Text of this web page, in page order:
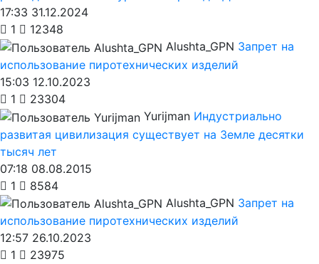
17:33 31.12.2024
1
12348
Alushta_GPN Запрет на
использование пиротехнических изделий
15:03 12.10.2023
1
23304
Yurijman Индустриально
развитая цивилизация существует на Земле десятки
тысяч лет
07:18 08.08.2015
1
8584
Alushta_GPN Запрет на
использование пиротехнических изделий
12:57 26.10.2023
1
23975